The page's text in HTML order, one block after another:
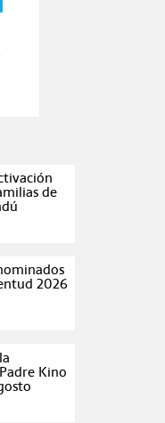
de
2026
Kino